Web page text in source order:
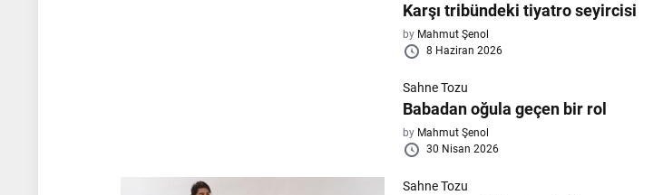
Karşı tribündeki tiyatro seyircisi
by Mahmut Şenol
8 Haziran 2026
Sahne Tozu
Babadan oğula geçen bir rol
by Mahmut Şenol
30 Nisan 2026
Sahne Tozu